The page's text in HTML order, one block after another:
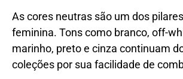
As cores neutras são um dos
feminina. Tons como branco, off-
marinho, preto e cinza continuam
coleções por sua facilidade de